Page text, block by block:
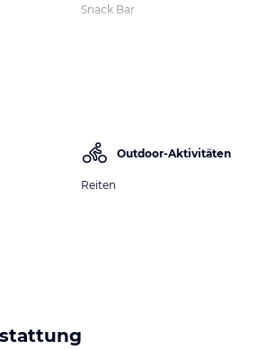
Snack Bar
Outdoor-Aktivitäten
Reiten